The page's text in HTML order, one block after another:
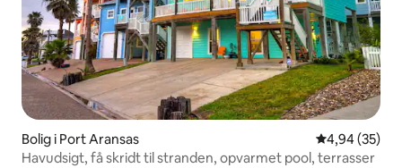
Bolig i Port Aransas 4,94 ud af 5 i
4,94 (35)
Havudsigt, få skridt til stranden, opvarmet pool, terrasser